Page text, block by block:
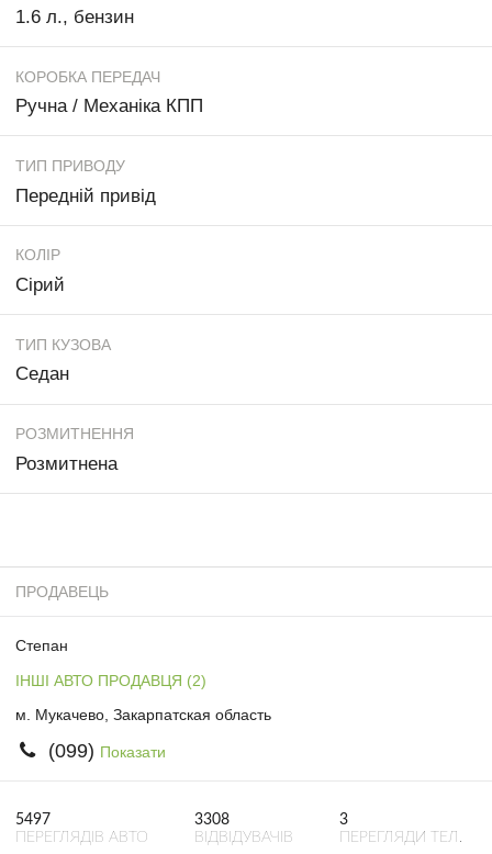
1.6 л., бензин
КОРОБКА ПЕРЕДАЧ
Ручна / Механіка КПП
ТИП ПРИВОДУ
Передній привід
КОЛІР
Сірий
ТИП КУЗОВА
Седан
РОЗМИТНЕННЯ
Розмитнена
ПРОДАВЕЦЬ
Степан
ІНШІ АВТО ПРОДАВЦЯ (2)
м. Мукачево, Закарпатская область
(099) Показати
5497
ПЕРЕГЛЯДІВ АВТО
3308
ВІДВІДУВАЧІВ
3
ПЕРЕГЛЯДИ ТЕЛ.